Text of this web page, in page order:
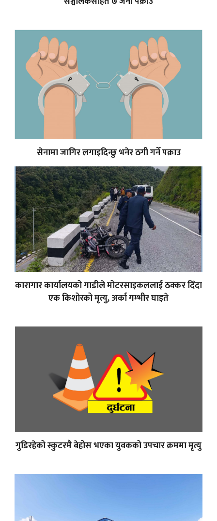
सेनामा जागिर लगाइदिन्छु भनेर ठगी गर्ने पक्राउ
कारागार कार्यालयको गाडीले मोटरसाइकललाई ठक्कर दिँदा
एक किशोरको मृत्यु, अर्का गम्भीर घाइते
गुडिरहेको स्कुटरमै बेहोस भएका युवकको उपचार क्रममा मृत्यु